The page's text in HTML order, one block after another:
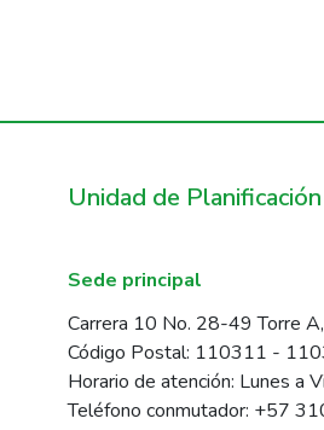
Unidad de
Sede principal
Carrera 10 No. 28-49 Torre
Código Postal: 110311 -
Horario de atención: Lunes a
Teléfono conmutador: +57